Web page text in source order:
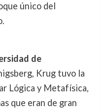
único del
de
Krug tuvo la
Lógica y Metafísica,
que eran de gran